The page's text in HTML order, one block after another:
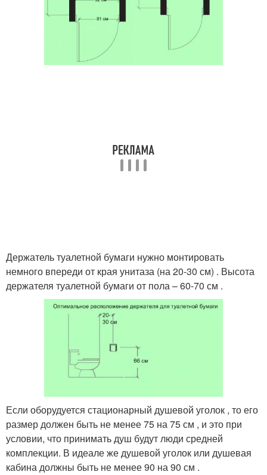
Держатель туалетной бумаги нужно монтировать
немного впереди от края унитаза (на 20-30 см) . Высота
держателя туалетной бумаги от пола – 60-70 см .
Если оборудуется стационарный душевой уголок , то его
размер должен быть не менее 75 на 75 см , и это при
условии, что принимать душ будут люди средней
комплекции. В идеале же душевой уголок или душевая
кабина должны быть не менее 90 на 90 см .